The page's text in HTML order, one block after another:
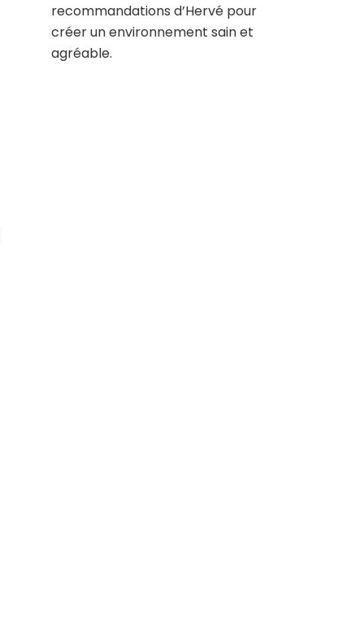
recommandations d’Hervé pour
créer un environnement sain et
agréable.